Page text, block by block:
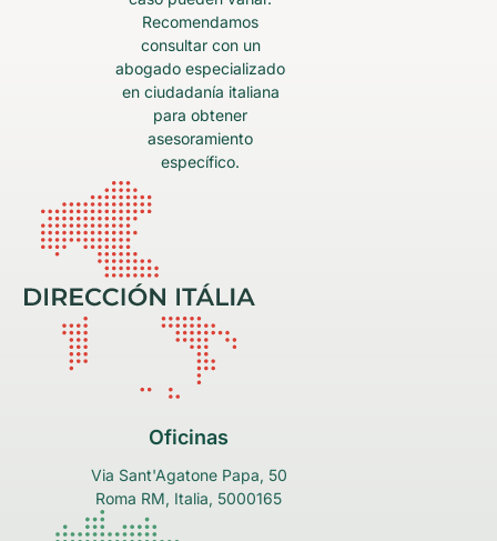
Recomendamos
consultar con un
abogado especializado
en ciudadanía italiana
para obtener
asesoramiento
específico.
Oficinas
Via Sant'Agatone Papa, 50
Roma RM, Italia, 5000165